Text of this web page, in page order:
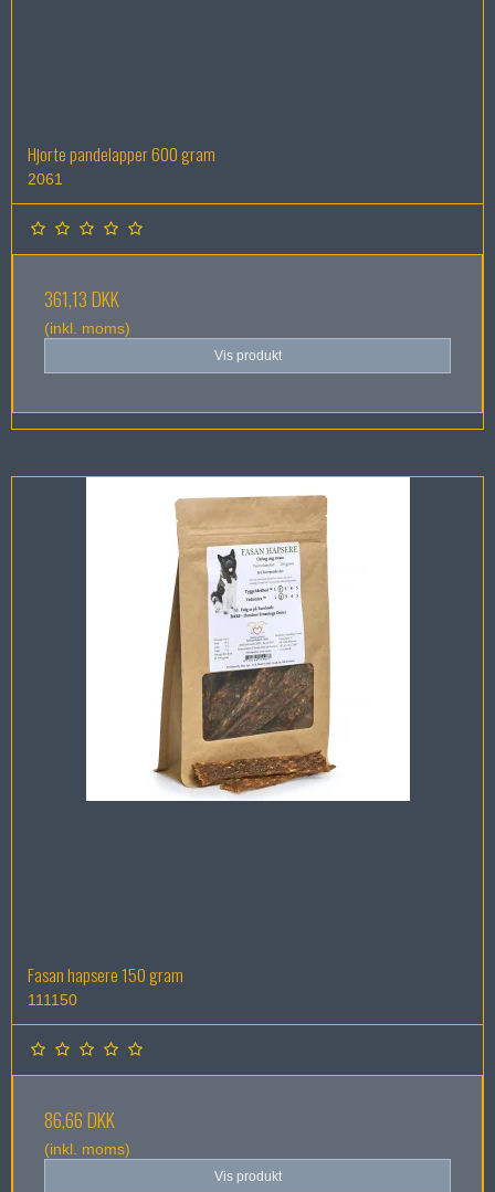
Hjorte pandelapper 600 gram
2061
361,13 DKK
(inkl. moms)
Vis produkt
Fasan hapsere 150 gram
111150
86,66 DKK
(inkl. moms)
Vis produkt